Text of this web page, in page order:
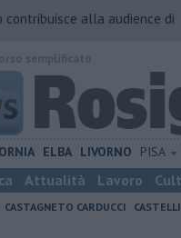
contribuisce alla audience di
ELBA LIVORNO PISA
Attualità Lavoro
CASTAGNETO CARDUCCI